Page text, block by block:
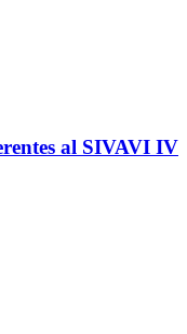
al SIVAVI IV